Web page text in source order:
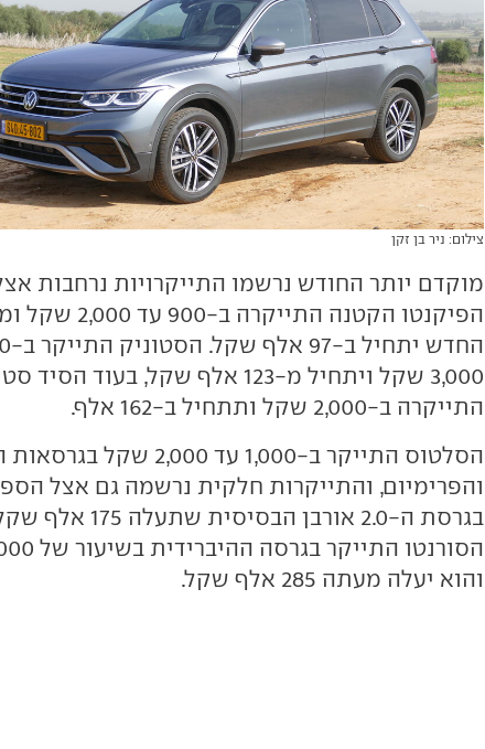
צילום: ניר בן זקן
מוקדם יותר החודש נרשמו התייקרויות נרחבות
הפיקנטו הקטנה התייקרה ב-
3,000 שקל ויתחיל מ-123 אלף שקל, בעוד
התייקרה ב-2,000 שקל ותתחיל ב-162 אלף.
והפרימיום, והתייקרות חלקית נרשמה גם אצל
והוא יעלה מעתה 285 אלף שקל.